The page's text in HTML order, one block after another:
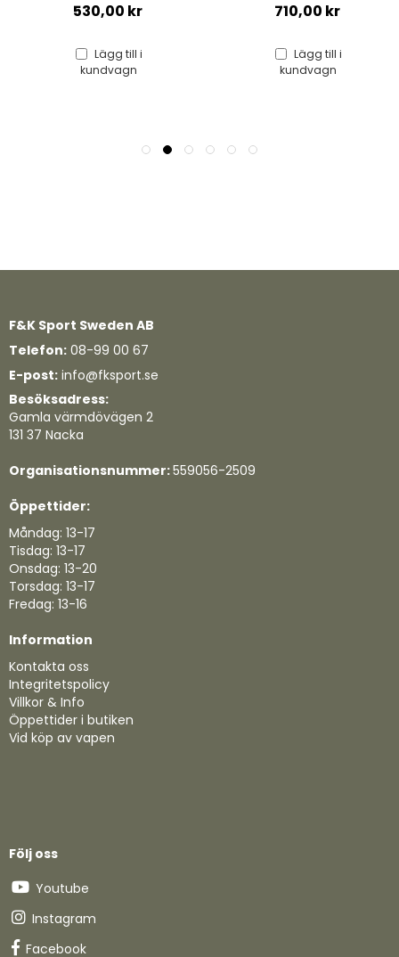
710,00 kr
Lägg till i
kundvagn
710,00 kr
Lägg till i
kundvagn
F&K Sport Sweden AB
Telefon: 08-99 00 67
E-post: info@fksport.se
Besöksadress:
Gamla värmdövägen 2
131 37 Nacka
Organisationsnummer:559056-2509
Öppettider:
Måndag: 13-17
Tisdag: 13-17
Onsdag: 13-20
Torsdag: 13-17
Fredag: 13-16
Information
Kontakta oss
Integritetspolicy
Villkor & Info
Öppettider i butiken
Vid köp av vapen
Följ oss
Youtube
Instagram
Facebook